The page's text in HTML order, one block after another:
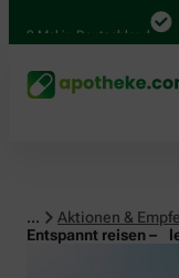
Mal in Deutschland
...
Aktionen &
Entspannt reisen –